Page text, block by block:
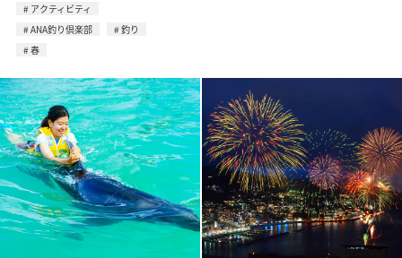
アクティビティ
ANA釣り倶楽部
釣り
春